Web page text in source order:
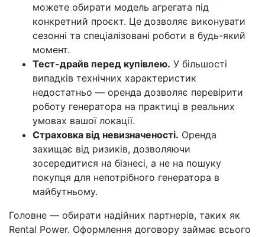
можете обирати модель агрегата під
конкретний проєкт. Це дозволяє виконувати
сезонні та спеціалізовані роботи в будь-який
момент.
Тест-драйв перед купівлею. У більшості
випадків технічних характеристик
недостатньо — оренда дозволяє перевірити
роботу генератора на практиці в реальних
умовах вашої локації.
Страховка від невизначеності. Оренда
захищає від ризиків, дозволяючи
зосередитися на бізнесі, а не на пошуку
покупця для непотрібного генератора в
майбутньому.
Головне — обирати надійних партнерів, таких як
Rental Power. Оформлення договору займає всього